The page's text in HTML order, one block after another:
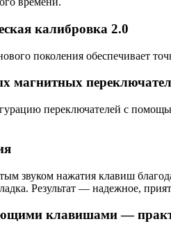
калибровка 2.0
поколения обеспечивает
магнитных
переключателей с
звуком нажатия клавиш
Результат — надежное,
клавишами —